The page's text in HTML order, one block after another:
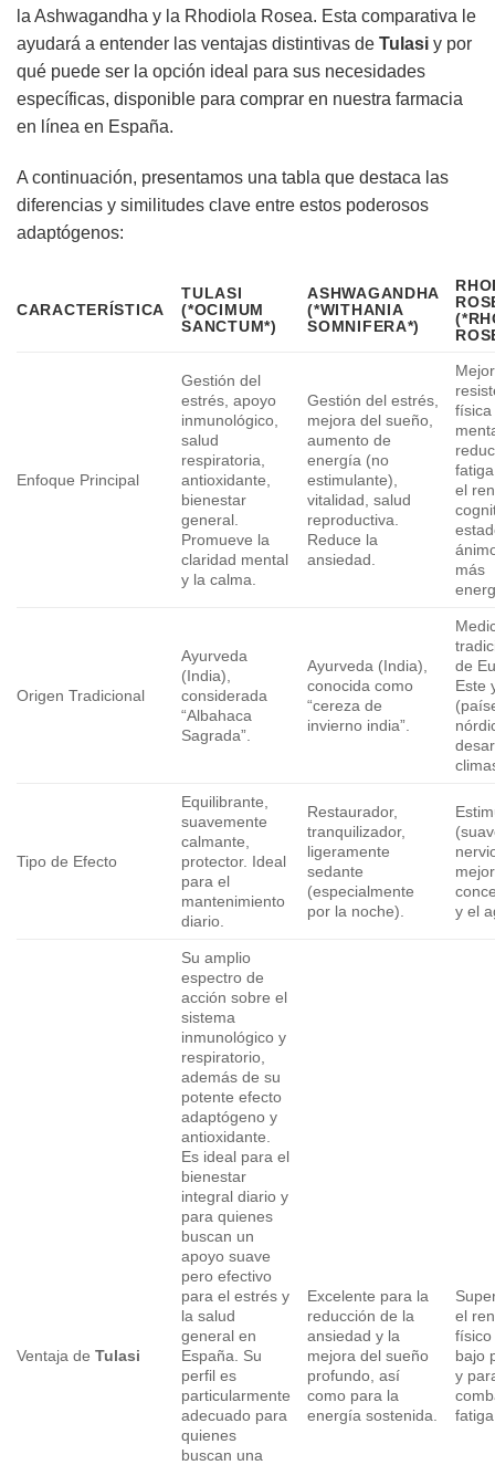
la Ashwagandha y la Rhodiola Rosea. Esta comparativa le
ayudará a entender las ventajas distintivas de Tulasi y por
qué puede ser la opción ideal para sus necesidades
específicas, disponible para comprar en nuestra farmacia
en línea en España.
A continuación, presentamos una tabla que destaca las
diferencias y similitudes clave entre estos poderosos
adaptógenos:
CARACTERÍSTICA
TULASI
(*OCIMUM
SANCTUM*)
ASHWAGANDHA
(*WITHANIA
SOMNIFERA*)
Enfoque Principal
Gestión del
estrés, apoyo
inmunológico,
salud
respiratoria,
antioxidante,
bienestar
general.
Promueve la
claridad mental
y la calma.
Gestión del estrés,
mejora del sueño,
aumento de
energía (no
estimulante),
vitalidad, salud
reproductiva.
Reduce la
ansiedad.
física
el
más
Origen Tradicional
Ayurveda
(India),
considerada
“Albahaca
Sagrada”.
Ayurveda (India),
conocida como
“cereza de
invierno india”.
de
Este
Tipo de Efecto
Equilibrante,
suavemente
calmante,
protector. Ideal
para el
mantenimiento
diario.
Restaurador,
tranquilizador,
ligeramente
sedante
(especialmente
por la noche).
y el
Ventaja de Tulasi
Su amplio
espectro de
acción sobre el
sistema
inmunológico y
respiratorio,
además de su
potente efecto
adaptógeno y
antioxidante.
Es ideal para el
bienestar
integral diario y
para quienes
buscan un
apoyo suave
pero efectivo
para el estrés y
la salud
general en
España. Su
perfil es
particularmente
adecuado para
quienes
buscan una
Excelente para la
reducción de la
ansiedad y la
mejora del sueño
profundo, así
como para la
energía sostenida.
el
físico
bajo
y